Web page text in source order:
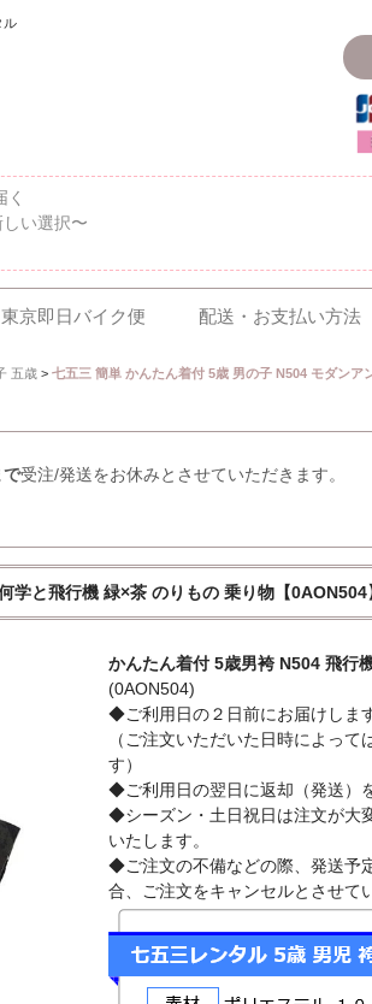
ル
い選択〜
東京即日バイク便 配送・お支払い方法
五歳> 七五三 簡単 かんたん着付 5歳 男の子 N504 モダン
で受注/発送をお休みとさせていただきます。
学と飛行機 緑×茶 のりもの 乗り物【0AON504
かんたん着付 5歳男袴 N504 飛行
(0AON504)
◆ご利用日の２日前にお届けしま
（ご注文いただいた日時によっ
す）
◆ご利用日の翌日に返却（発送）
◆シーズン・土日祝日は注文が大
いたします。
◆ご注文の不備などの際、発送予
合、ご注文をキャンセルとさせて